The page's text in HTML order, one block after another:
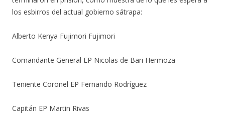
los esbirros del actual gobierno sátrapa:
Alberto Kenya Fujimori Fujimori
Comandante General EP Nicolas de Bari Hermoza
Teniente Coronel EP Fernando Rodríguez
Capitán EP Martin Rivas